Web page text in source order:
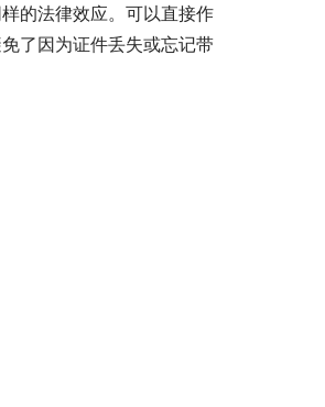
的法律效应。可以直接作
了因为证件丢失或忘记带